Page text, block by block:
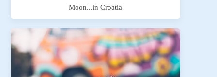
Moon...in Croatia